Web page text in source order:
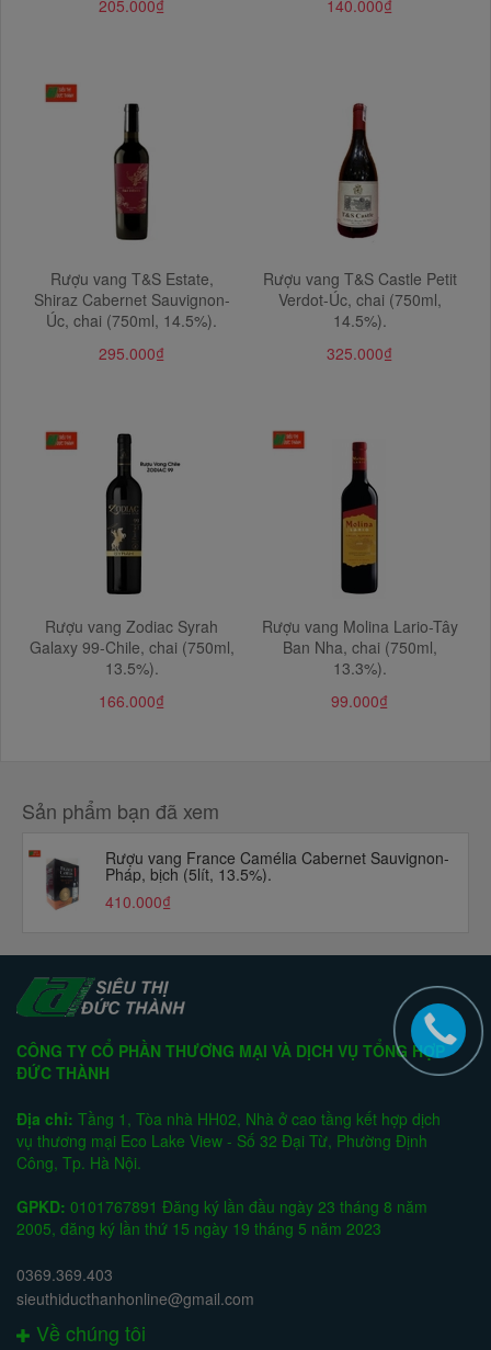
205.000₫
140.000₫
Rượu vang T&S Estate,
Shiraz Cabernet Sauvignon-
Úc, chai (750ml, 14.5%).
295.000₫
Rượu vang T&S Castle Petit
Verdot-Úc, chai (750ml,
14.5%).
325.000₫
Rượu vang Zodiac Syrah
Galaxy 99-Chile, chai (750ml,
13.5%).
166.000₫
Rượu vang Molina Lario-Tây
Ban Nha, chai (750ml,
13.3%).
99.000₫
Sản phẩm bạn đã xem
Rượu vang France Camélia Cabernet Sauvignon-
Pháp, bịch (5lít, 13.5%).
410.000₫
CÔNG TY CỔ PHẦN THƯƠNG MẠI VÀ DỊCH VỤ TỔNG HỢP
ĐỨC THÀNH
Địa chỉ: Tầng 1, Tòa nhà HH02, Nhà ở cao tầng kết hợp dịch
vụ thương mại Eco Lake View - Số 32 Đại Từ, Phường Định
Công, Tp. Hà Nội.
GPKD: 0101767891 Đăng ký lần đầu ngày 23 tháng 8 năm
2005, đăng ký lần thứ 15 ngày 19 tháng 5 năm 2023
0369.369.403
sieuthiducthanhonline@gmail.com
Về chúng tôi